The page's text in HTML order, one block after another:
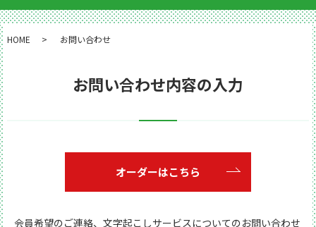
HOME お問い合わせ
お問い合わせ内容の入力
オーダーはこちら
会員希望のご連絡、文字起こしサービスについてのお問い合わせ